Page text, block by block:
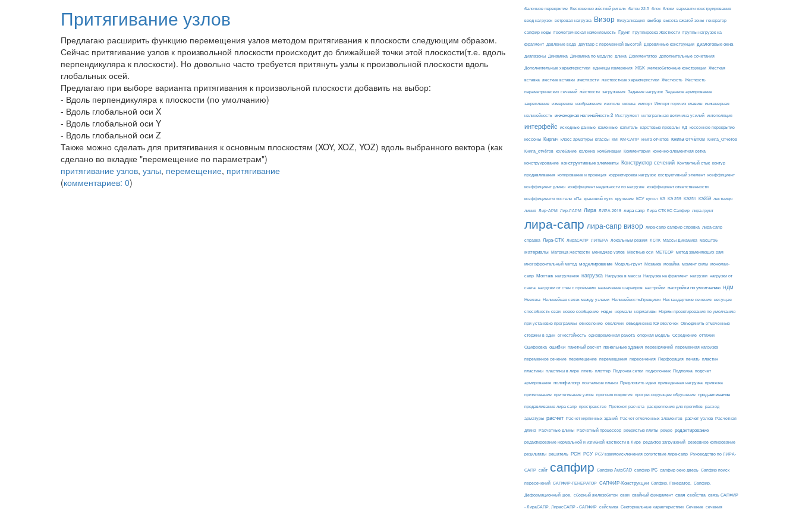
Притягивание узлов
Предлагаю расширить функцию перемещения узлов методом притягивания к плоскости следующим образом.
Сейчас притягивание узлов к произвольной плоскости происходит до ближайшей точки этой плоскости(т.е. вдоль
перпендикуляра к плоскости). Но довольно часто требуется притянуть узлы к произвольной плоскости вдоль
глобальных осей.
Предлагаю при выборе варианта притягивания к произвольной плоскости добавить на выбор:
- Вдоль перпендикуляра к плоскости (по умолчанию)
- Вдоль глобальной оси X
- Вдоль глобальной оси Y
- Вдоль глобальной оси Z
Также можно сделать для притягивания к основным плоскостям (XOY, XOZ, YOZ) вдоль выбранного вектора (как
сделано во вкладке "перемещение по параметрам")
притягивание узлов, узлы, перемещение, притягивание
(комментариев: 0)
балочное перекрытие Бесконечно жёсткий ригель бетон 22.5 блок блоки варианты конструирования
ввод нагрузок ветровая нагрузка Визор Визуализация выбор высота сжатой зоны генератор
сапфир ноды Геометрическая изменяемость Грунт Группировка Жесткости Группы нагрузок на
фрагмент давление вода двутавр с переменной высотой Деревянные конструкции диалоговые окна
диапазоны Динамика Динамика по модулю длина Документатор дополнительные сочетания
Дополнительные характеристики единицы измерения ЖБК железобетонные конструкции Жесткая
вставка жесткие вставки жесткости жесткостные характеристики Жесткость Жесткость
параметрических сечений жёсткости загружения Задание нагрузок Заданное армирование
закрепление измерение изображения изополя иконка импорт Импорт горячих клавиш инженерная
нелинейность инженерная нелинейность 2 Инструмент интегральная величина усилий интеполяция
интерфейс исходные данные каменные капитель карстовые провалы КД кессонное перекрытие
кессоны Кирпич класс арматуры классы КМ КМ-САПР книга отчетов книга отчётов Книга_Отчетов
Книга_отчётов колебание колонна комбинации Комментарии конечно-элементная сетка
конструирование конструктивные элементы Конструктор сечений Контактный стык контур
продавливания копирование и проекция корректировка нагрузок коструктивный элемент коэффициент
коэффициент длины коэффициент надежности по нагрузке коэффициент ответственности
коэффициенты постели кПа крановый путь кручение КСУ купол КЭ КЭ 259 КЭ251 КЭ259 лестницы
линия Лир-АРМ Лир-ЛАРМ Лира ЛИРА 2019 лира сапр Лира СТК КС Сапфир лира-грунт
лира-сапр лира-сапр визор лира-сапр сапфир справка лира-сапр
справка Лира-СТК ЛираСАПР ЛИТЕРА Локальным режим ЛСТК Массы Динамика масштаб
материалы Матрица жесткости менеджер узлов Местные оси МЕТЕОР метод заменяющих рам
многофронтальный метод моделирование Модуль-грунт Мозаика мозайка момент силы мономах-
сапр Монтаж нагружения нагрузка Нагрузка в массы Нагрузка на фрагмент нагрузки нагрузки от
снега нагрузки от стен с проёмами назначение шарниров настройки настройки по умолчанию НДМ
Невязка Нелинейная связь между узлами Нелинейность#трещины Нестандартные сечения несущая
способность сваи новое сообщение ноды нормали нормативы Нормы проектирования по умолчанию
при установке программы обновление оболочки объединение КЭ оболочек Объединить отмеченные
стержни в один огнестойкость одновременная работа опорная модель Осреднение оттяжки
Оцифровка ошибки пакетный расчет панельные здания перевіряючий переменная нагрузка
переменное сечение перемещение перемещения пересечения Перфорация печать пластин
пластины пластины в лире плеть плоттер Подгонка сетки подколонник Подложка подсчет
армирования полифильтр поэтажные планы Предложить идею приведенная нагрузка привязка
притягивание притягивание узлов прогоны покрытия прогрессирующее обрушение продавливание
продавливание лира сапр пространство Протокол расчета раскрепления для прогибов расход
арматуры расчет Расчет кирпичных зданий Расчет отмеченных элементов расчет узлов Расчетная
длина Расчетные длины Расчетный процессор ребристые плиты ребро редактирование
редактирование нормальной и изгибной жесткости в Лире редактор загружений резервное копирование
результаты решатель РСН РСУ РСУ взаимоисключения сопутствие лира-сапр Руководство по ЛИРА-
САПР сайт сапфир Сапфир AutoCAD сапфир IFC сапфир окно дверь Сапфир поиск
пересечений САПФИР-ГЕНЕРАТОР САПФИР-Конструкции Сапфир. Генератор. Сапфир.
Деформационный шов. сборный железобетон сваи свайный фундамент свая свойства связь САПФИР
- ЛираСАПР. ЛирасСАПР - САПФИР сейсмика Секториальные характеристики Сечение сечения